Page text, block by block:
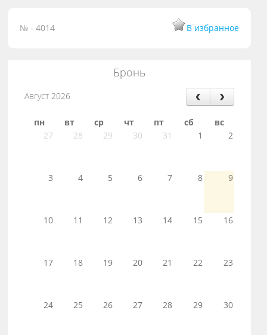
№ - 4014 В избранное
Бронь
Август 2026
пн вт ср чт пт сб
вс
27
28 29 30 31 1 2
3 4 5 6 7 8 9
10 11 12 13 14 15 16
17 18 19 20 21 22 23
24 25 26 27 28 29 30